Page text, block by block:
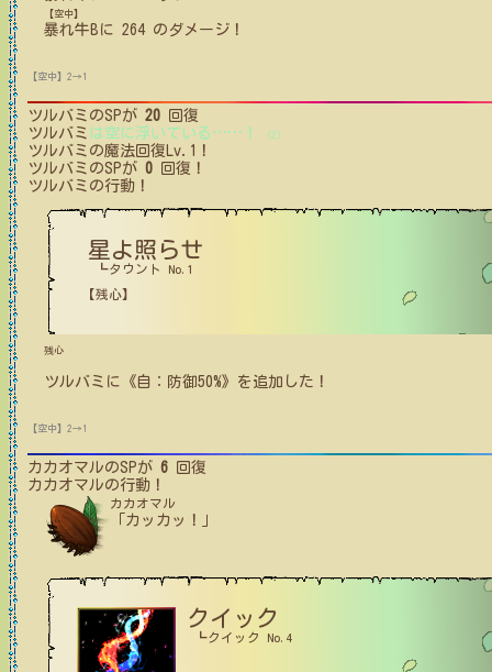
【空中】
暴れ牛B に 264のダメージ！
【空中】2→1
ツルバミ のSPが 20 回復
ツルバミ は空に浮いている …… ！ (2)
ツルバミ の魔法回復Lv.1！
ツルバミ のSPが 0 回復！
ツルバミ の行動！
星よ照らせ
┗タウント No.1
【残心】
残心
ツルバミ に 《自：防御50%》 を追加した！
【空中】2→1
カカオマルのSPが 6 回復
カカオマルの行動！
カカオマル
「カッカッ！」
クイック
┗クイック No.4